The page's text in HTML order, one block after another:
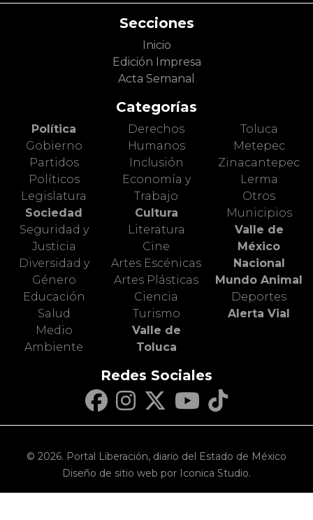
Secciones
Inicio
Edición Impresa
Acta Semanal
Categorías
Política
Gobierno
Partidos
Políticos
Legislatura
Sociedad
Seguridad y
Justicia
Diversidad y
Género
Educación
Salud
Medio
Ambiente
Derechos
Humanos
Inclusión
Economía y
Trabajo
Cultura
Literatura
Cine
Artes Escénicas
Artes Plásticas
Ciencia
Turismo
Valle de
Toluca
Toluca
Metepec
Zinacantepec
Lerma
Otros
Municipios
Valle de
México
Nacional
Mundo Animal
Deportes
Alerta Vial
Redes Sociales
© 2026. Portal Liberación, diario del Estado de México
Diseño de sitio web por Iconica Studio.